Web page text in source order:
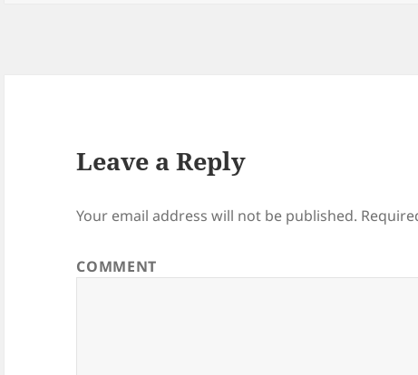
Leave a Reply
Your email address will not be published.
COMMENT